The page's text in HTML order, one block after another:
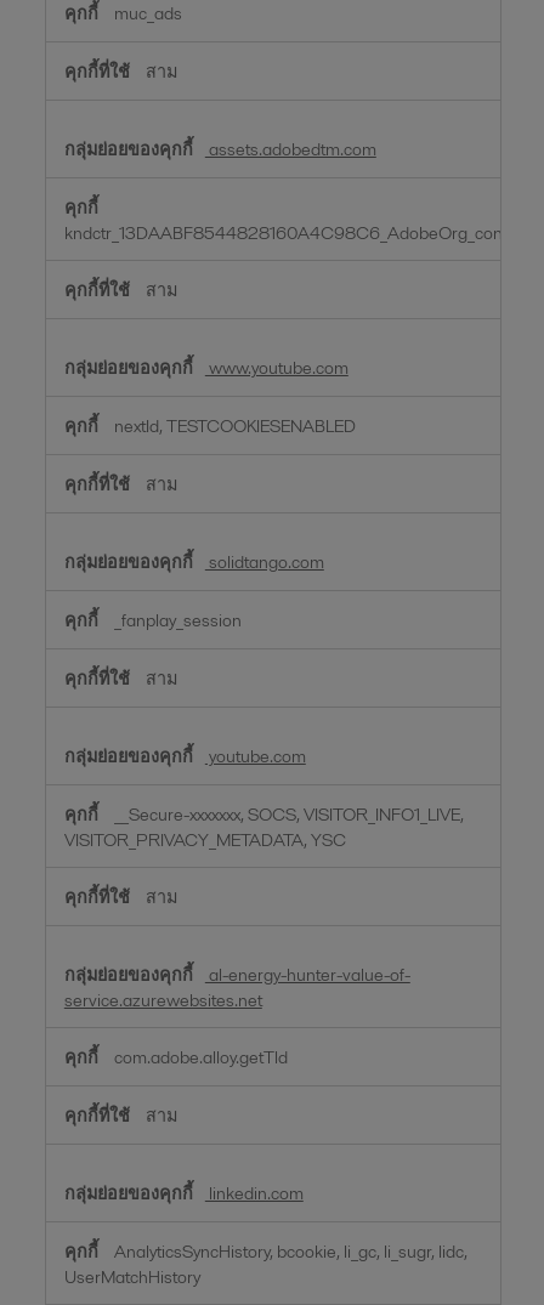
muc_ads
สาม
assets.adobedtm.com
kndctr_13DAABF8544828160A4C98C6_AdobeOrg_consent
สาม
www.youtube.com
nextId, TESTCOOKIESENABLED
สาม
solidtango.com
_fanplay_session
สาม
youtube.com
__Secure-xxxxxxx, SOCS, VISITOR_INFO1_LIVE,
VISITOR_PRIVACY_METADATA, YSC
สาม
al-energy-hunter-value-of-
service.azurewebsites.net
com.adobe.alloy.getTld
สาม
linkedin.com
AnalyticsSyncHistory, bcookie, li_gc, li_sugr, lidc,
UserMatchHistory